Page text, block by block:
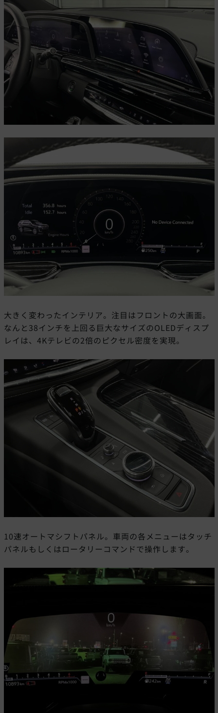
大きく変わったインテリア。注目はフロントの大画面。
なんと38インチを上回る巨大なサイズのOLEDディスプ
レイは、4Kテレビの2倍のピクセル密度を実現。
10速オートマシフトパネル。車両の各メニューはタッチ
パネルもしくはロータリーコマンドで操作します。